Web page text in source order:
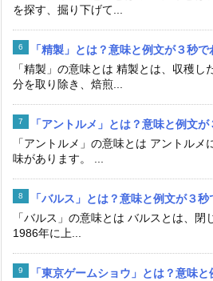
を探す、掘り下げて...
「精製」とは？意味と例文が３秒で
「精製」の意味とは 精製とは、収穫
分を取り除き、焙煎...
「アントルメ」とは？意味と例文が
「アントルメ」の意味とは アントル
味があります。 ...
「バルス」とは？意味と例文が３秒
「バルス」の意味とは バルスとは、閉
1986年に上...
「東京ゲームショウ」とは？意味